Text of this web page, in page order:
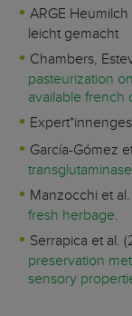
ARGE
leicht gemacht
Chambers,
pasteurization
available french
García-Gómez
Manzocchi et al.
fresh herbage.
Serrapica et al.
preservation
sensory